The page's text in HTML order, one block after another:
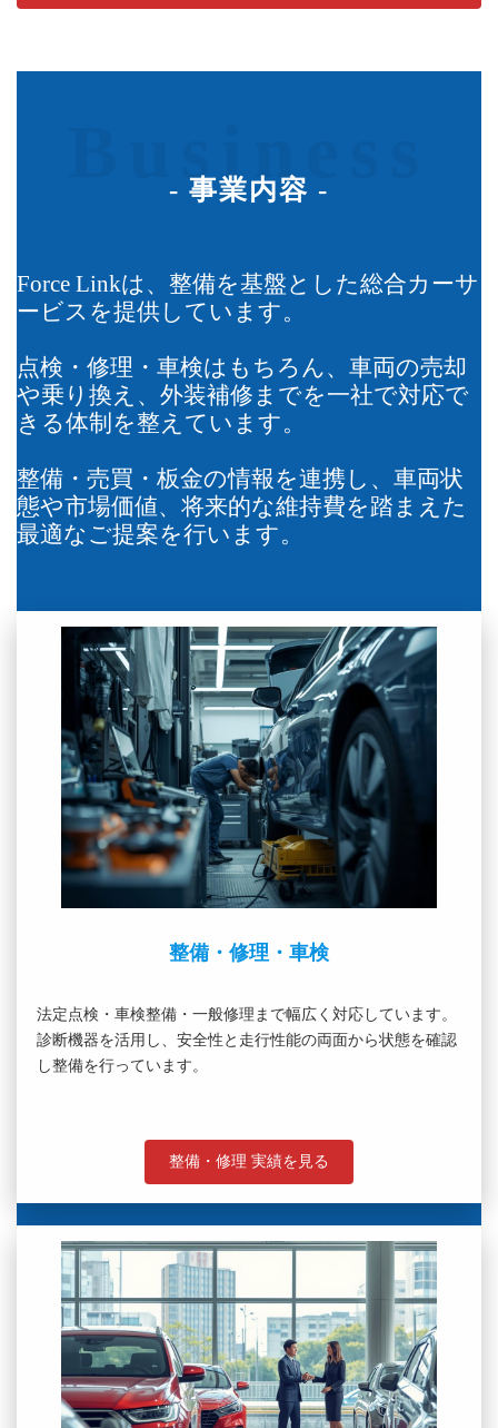
Business
- 事業内容 -
Force Linkは、整備を基盤とした総合カーサ
ービスを提供しています。
点検・修理・車検はもちろん、車両の売却
や乗り換え、外装補修までを一社で対応で
きる体制を整えています。
整備・売買・板金の情報を連携し、車両状
態や市場価値、将来的な維持費を踏まえた
最適なご提案を行います。
整備・修理・車検
法定点検・車検整備・一般修理まで幅広く対応しています。
診断機器を活用し、安全性と走行性能の両面から状態を確認
し整備を行っています。
整備・修理 実績を見る